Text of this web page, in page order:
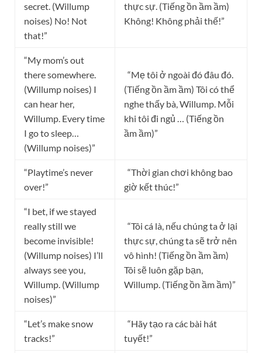
secret. (Willump
noises) No! Not
that!”
thực sự. (Tiếng ồn ầm ầm)
Không! Không phải thế!”
“My mom’s out
there somewhere.
(Willump noises) I
can hear her,
Willump. Every time
I go to sleep…
(Willump noises)”
“Mẹ tôi ở ngoài đó đâu đó.
(Tiếng ồn ầm ầm) Tôi có thể
nghe thấy bà, Willump. Mỗi
khi tôi đi ngủ … (Tiếng ồn
ầm ầm)”
“Playtime’s never
over!”
“Thời gian chơi không bao
giờ kết thúc!”
“I bet, if we stayed
really still we
become invisible!
(Willump noises) I’ll
always see you,
Willump. (Willump
noises)”
“Tôi cá là, nếu chúng ta ở lại
thực sự, chúng ta sẽ trở nên
vô hình! (Tiếng ồn ầm ầm)
Tôi sẽ luôn gặp bạn,
Willump. (Tiếng ồn ầm ầm)”
“Let’s make snow
tracks!”
“Hãy tạo ra các bài hát
tuyết!”